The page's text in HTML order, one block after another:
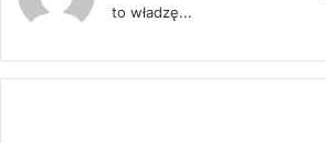
to władzę...